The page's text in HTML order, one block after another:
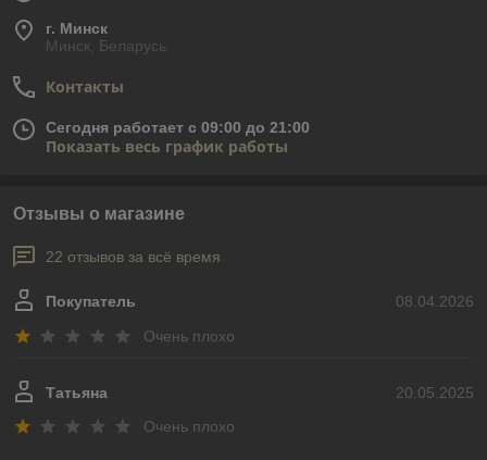
г. Минск
Минск, Беларусь
Контакты
Сегодня работает с 09:00 до 21:00
Показать весь график работы
Отзывы о магазине
22 отзывов за всё время
08.04.2026
Покупатель
Очень плохо
20.05.2025
Татьяна
Очень плохо